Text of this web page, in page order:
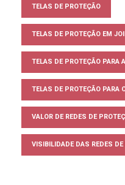
TELAS DE PROTEÇÃO
TELAS DE PROTEÇÃO EM
TELAS DE PROTEÇÃO PARA
TELAS DE PROTEÇÃO PARA
VALOR DE REDES DE
VISIBILIDADE DAS REDES DE